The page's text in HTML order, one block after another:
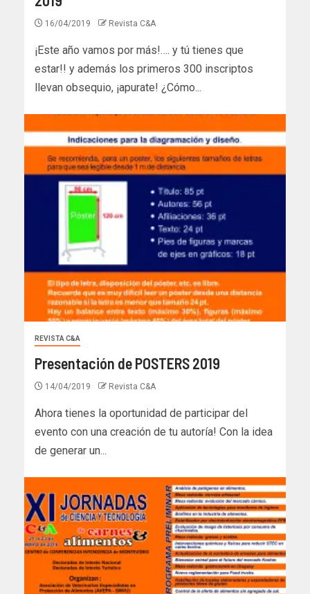
16/04/2019 Revista C&A
¡Este año vamos por más!…. y tú tienes que
estar!! y además los primeros 300 inscriptos
llevan obsequio, ¡apurate! ¿Cómo...
REVISTA C&A
Presentación de POSTERS 2019
14/04/2019 Revista C&A
Ahora tienes la oportunidad de participar del
evento con una creación de tu autoría! Con la idea
de generar un...